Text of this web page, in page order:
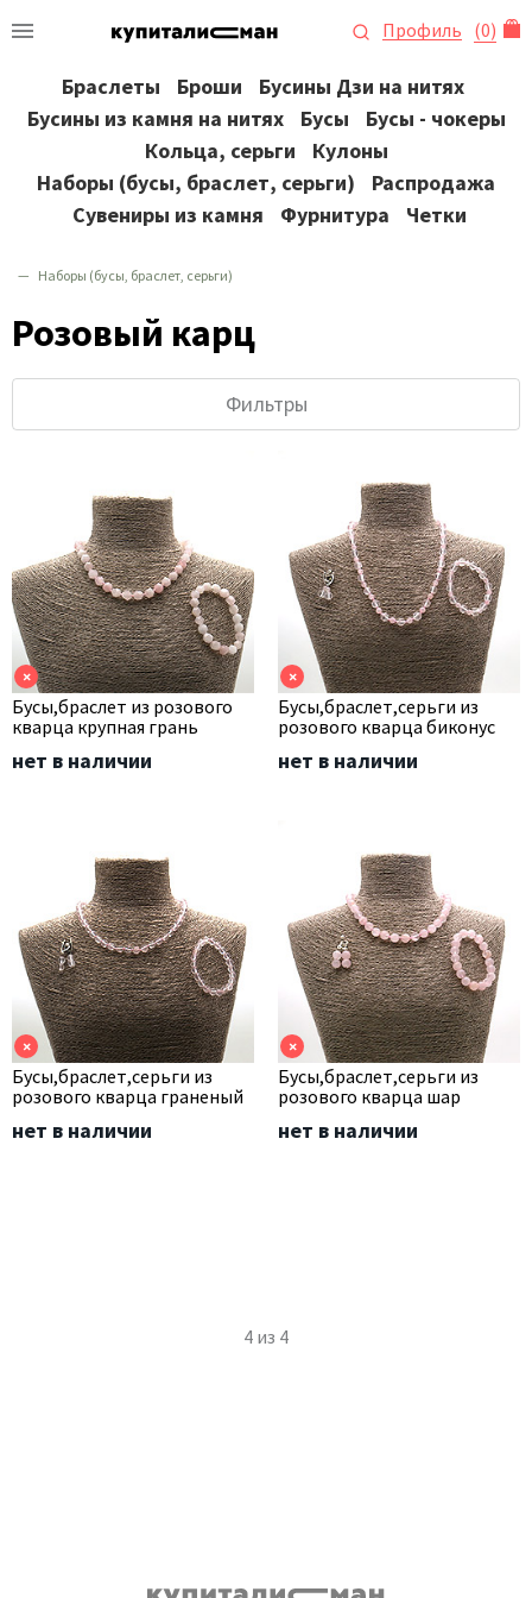
Профиль (0)
Браслеты Броши
Бусины Дзи на нитях
Бусины из камня на нитях
Бусы
Бусы - чокеры
Кольца, серьги
Кулоны
Наборы (бусы, браслет, серьги)
Распродажа
Сувениры из камня
Фурнитура Четки
Наборы (бусы, браслет, серьги)
Розовый карц
Фильтры
×
Бусы,браслет из розового
кварца крупная грань
нет в наличии
×
Бусы,браслет,серьги из
розового кварца биконус
нет в наличии
×
Бусы,браслет,серьги из
розового кварца граненый
нет в наличии
×
Бусы,браслет,серьги из
розового кварца шар
нет в наличии
4 из 4